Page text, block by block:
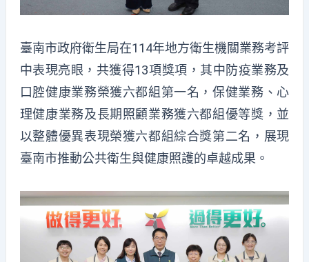
臺南市政府衛生局在114年地方衛生機關業務考評
中表現亮眼，共獲得13項獎項，其中防疫業務及
口腔健康業務榮獲六都組第一名，保健業務、心
理健康業務及長期照顧業務獲六都組優等獎，並
以整體優異表現榮獲六都組綜合獎第二名，展現
臺南市推動公共衛生與健康照護的卓越成果。